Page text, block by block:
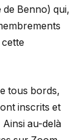
de Benno) qui,
tous bords,
inscrits et
au-delà